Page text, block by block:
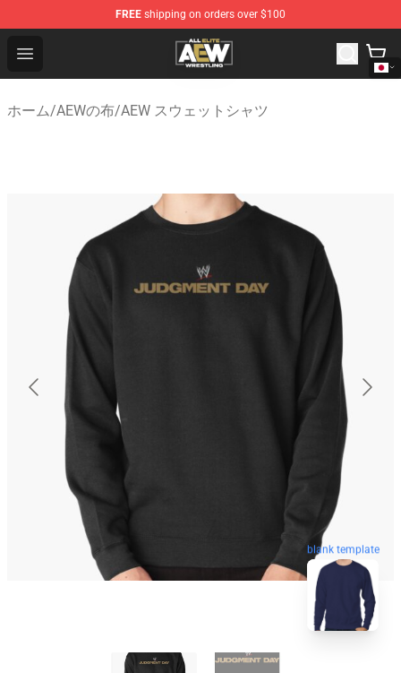
FREE shipping on orders over $100
Open menu
Aew Shop ⚡️ Official Aew Merchandise Store
ホーム/AEWの布/AEW スウェットシャツ
blank template